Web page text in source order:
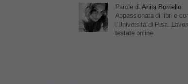
Parole di Anita Borriello
Appassionata di libri e
l’Università di Pisa.
testate online.